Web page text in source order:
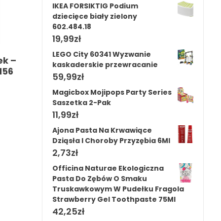
–
IKEA FORSIKTIG Podium
dziecięce biały zielony
602.484.18
19,99zł
LEGO City 60341 Wyzwanie
kaskaderskie przewracanie
59,99zł
Magicbox Mojipops Party Series
Saszetka 2-Pak
11,99zł
Ajona Pasta Na Krwawiące
Dziąsła I Choroby Przyzębia 6Ml
2,73zł
Officina Naturae Ekologiczna
Pasta Do Zębów O Smaku
Truskawkowym W Pudełku Fragola
Strawberry Gel Toothpaste 75Ml
42,25zł